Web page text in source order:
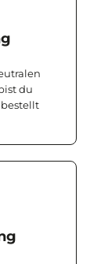
du
bestellt